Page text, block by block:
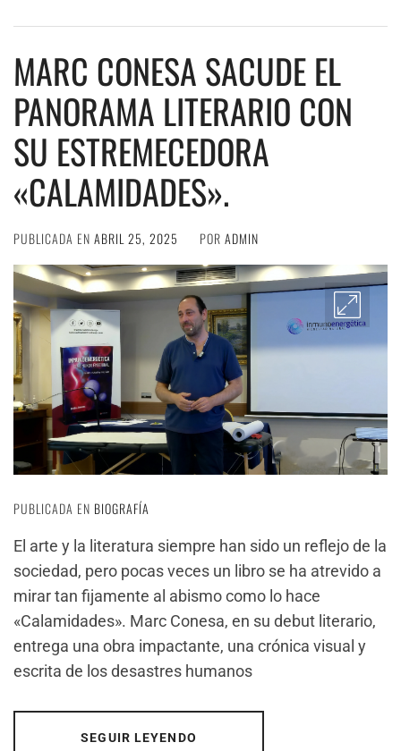
MARC CONESA SACUDE EL
PANORAMA LITERARIO CON
SU ESTREMECEDORA
«CALAMIDADES».
PUBLICADA EN ABRIL 25, 2025 POR ADMIN
PUBLICADA EN BIOGRAFÍA
El arte y la literatura siempre han sido un reflejo de la
sociedad, pero pocas veces un libro se ha atrevido a
mirar tan fijamente al abismo como lo hace
«Calamidades». Marc Conesa, en su debut literario,
entrega una obra impactante, una crónica visual y
escrita de los desastres humanos
SEGUIR LEYENDO